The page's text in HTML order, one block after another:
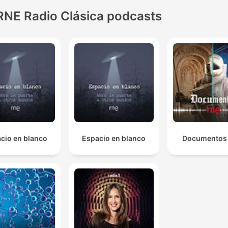
Radio Clásica podcasts
en blanco Espacio en blanco Documentos